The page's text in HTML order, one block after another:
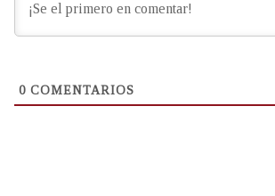
0 COMENTARIOS